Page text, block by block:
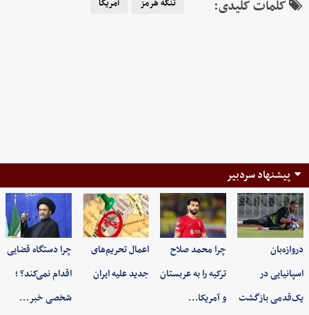
کلمات کلیدی: تنگه هرمز آمریکا
پیشنهاد سردبیر
دروازه‌بان
اسپانیایی در
یک‌قدمی بازگشت
چرا محمد صلاح
ترکیه را به عربستان
و آمریکا…
اعمال تحریم‌های
جدید علیه ایران
چرا دستگاه قضایی
اقدام نمی‌کند؟ ؛
شخصی خبر…